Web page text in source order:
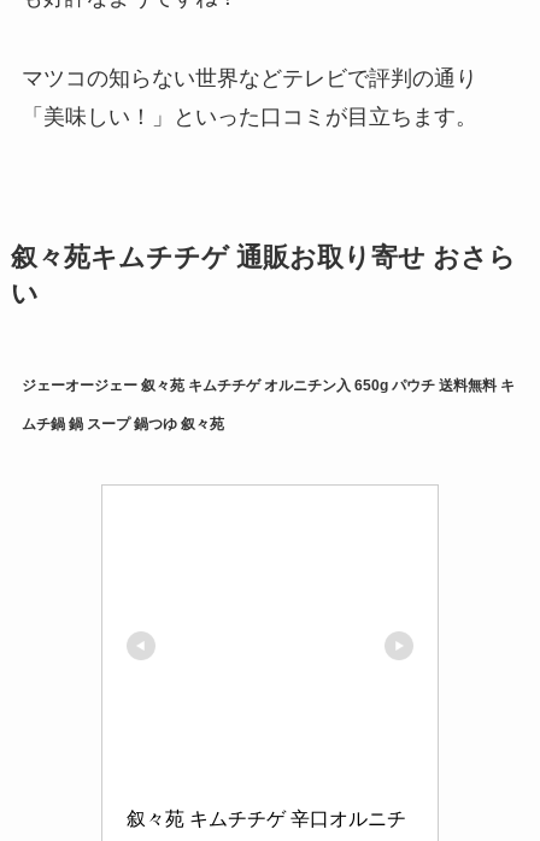
マツコの知らない世界などテレビで評判の通り
「美味しい！」といった口コミが目立ちます。
叙々苑キムチチゲ 通販お取り寄せ おさら
い
ジェーオージェー 叙々苑 キムチチゲ オルニチン入 650g パウチ 送料無料 キ
ムチ鍋 鍋 スープ 鍋つゆ 叙々苑
叙々苑 キムチチゲ 辛口オルニチ